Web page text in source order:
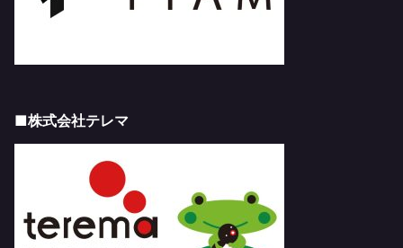
■株式会社テレマ